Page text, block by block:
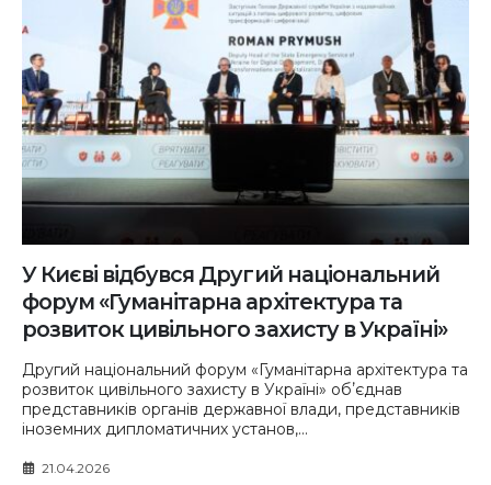
У Києві відбувся Другий національний
форум «Гуманітарна архітектура та
розвиток цивільного захисту в Україні»
Другий національний форум «Гуманітарна архітектура та
розвиток цивільного захисту в Україні» обʼєднав
представників органів державної влади, представників
іноземних дипломатичних установ,...
21.04.2026